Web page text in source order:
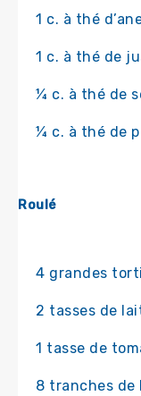
1 c. à thé
1 c. à thé de
¼ c. à thé de
¼ c. à thé de
Roulé
4 grandes
2 tasses de
1 tasse de
8 tranches de